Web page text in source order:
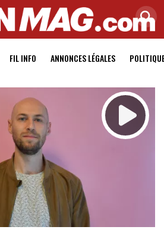
FIL INFO ANNONCES LÉGALES